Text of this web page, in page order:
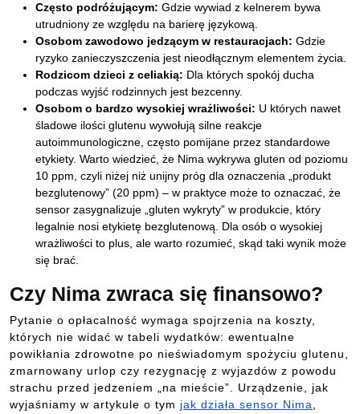
Często podróżującym: Gdzie wywiad z kelnerem bywa
utrudniony ze względu na barierę językową.
Osobom zawodowo jedzącym w restauracjach: Gdzie
ryzyko zanieczyszczenia jest nieodłącznym elementem życia.
Rodzicom dzieci z celiakią: Dla których spokój ducha
podczas wyjść rodzinnych jest bezcenny.
Osobom o bardzo wysokiej wrażliwości: U których nawet
śladowe ilości glutenu wywołują silne reakcje
autoimmunologiczne, często pomijane przez standardowe
etykiety. Warto wiedzieć, że Nima wykrywa gluten od poziomu
10 ppm, czyli niżej niż unijny próg dla oznaczenia „produkt
bezglutenowy” (20 ppm) – w praktyce może to oznaczać, że
sensor zasygnalizuje „gluten wykryty” w produkcie, który
legalnie nosi etykietę bezglutenową. Dla osób o wysokiej
wrażliwości to plus, ale warto rozumieć, skąd taki wynik może
się brać.
Czy Nima zwraca się finansowo?
Pytanie o opłacalność wymaga spojrzenia na koszty,
których nie widać w tabeli wydatków: ewentualne
powikłania zdrowotne po nieświadomym spożyciu glutenu,
zmarnowany urlop czy rezygnację z wyjazdów z powodu
strachu przed jedzeniem „na mieście”. Urządzenie, jak
wyjaśniamy w artykule o tym jak działa sensor Nima